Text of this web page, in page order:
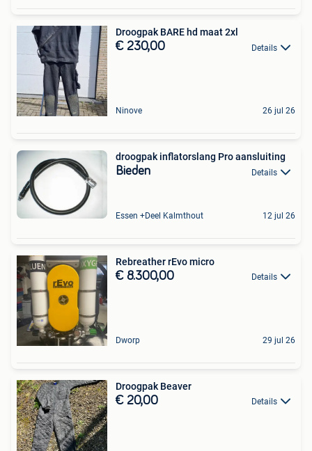
Droogpak BARE hd maat 2xl
€ 230,00 Details
Ninove 26 jul 26
droogpak inflatorslang Pro aansluiting
Bieden Details
Essen +Deel Kalmthout 12 jul 26
Rebreather rEvo micro
€ 8.300,00 Details
Dworp 29 jul 26
Droogpak Beaver
€ 20,00 Details